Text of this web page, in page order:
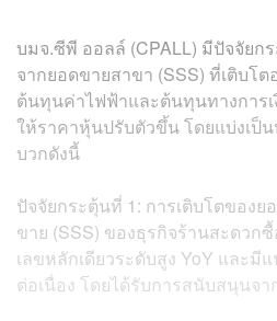
บมจ.ซีพี ออลล์ (CPALL) มีปัจจัยก
จากยอดขายสาขา (SSS) ที่เติบโต
ต้นทุนค่าไฟฟ้าและต้นทุนทางการ
ให้ราคาหุ้นปรับตัวขึ้น โดยแบ่งเป็น
บวกดังนี้
ปัจจัยกระตุ้นที่ 1: การเติบโตของย
ขาย (SSS) ของธุรกิจร้านสะดวก
เลขหลักเดียวระดับสูง YoY และมี
ต่อเนื่อง โดยได้รับการสนับสนุนจา